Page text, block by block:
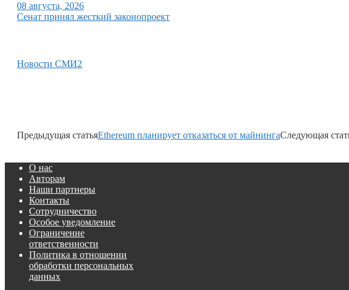
08 августа, 2026
Сенат принял жесткий законопроект
Новости СМИ2
Предыдущая статьяEthereum планирует отказаться от майнингаСледующая
О нас
Авторам
Наши партнеры
Контакты
Сотрудничество
Особое уведомление
Ограничение
ответственности
Политика в отношении
обработки персональных
данных